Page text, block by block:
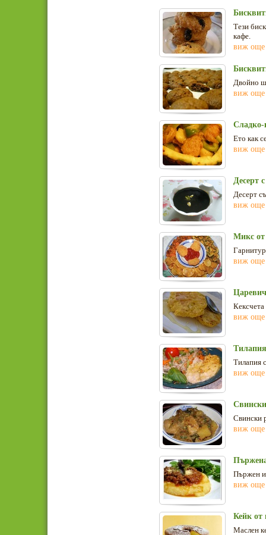
Тези
кафе.
виж още
Двойно
виж още
Сладко-
Ето как
виж още
Десерт
Десерт
виж още
Микс от
виж още
Кексчета
виж още
Тилапия
виж още
Свински
виж още
Пържен
виж още
Кейк от
Маслен